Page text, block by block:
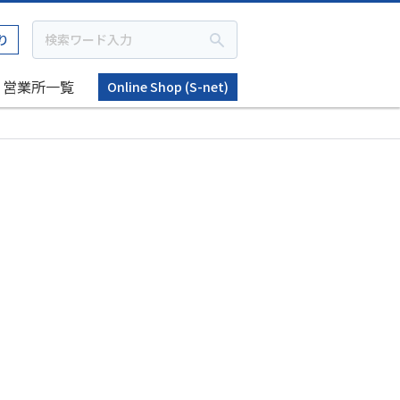
営業所一覧
Online Shop (S-net)